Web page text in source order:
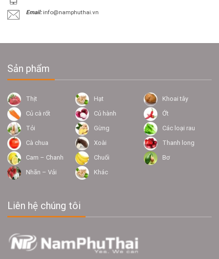
Email:info@namphuthai.vn
Sản phẩm
Thịt Hạt
Khoai tây
Củ cà rốt
Củ hành
Ớt
Tỏi
Gừng
Các loại rau
Cà chua
Xoài
Thanh long
Cam – Chanh
Chuối
Bơ
Nhãn – Vải
Khác
Liên hệ chúng tôi